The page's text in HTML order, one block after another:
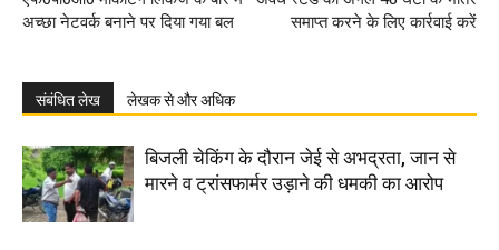
अच्छा नेटवर्क बनाने पर दिया गया बल
समाप्त करने के लिए कार्रवाई करें
संबंधित लेख लेखक से और अधिक
बिजली चेकिंग के दौरान जेई से अभद्रता, जान से
मारने व ट्रांसफार्मर उड़ाने की धमकी का आरोप